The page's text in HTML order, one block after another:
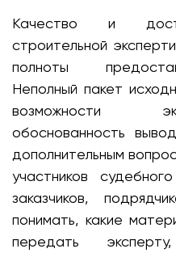
Качество и
строительной
полноты
Неполный пакет
возможности
обоснованность
дополнительным
участников
заказчиков,
понимать, какие
передать